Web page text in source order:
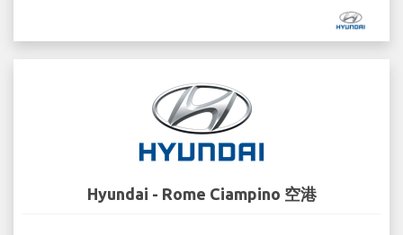
Hyundai - Rome Ciampino 空港